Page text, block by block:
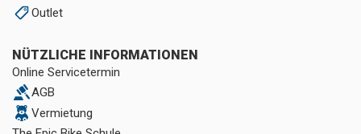
Outlet
NÜTZLICHE INFORMATIONEN
Online Servicetermin
AGB
Vermietung